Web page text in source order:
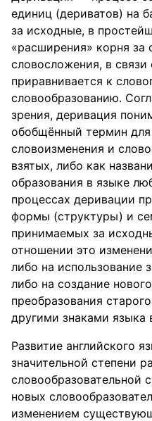
единиц (дериватов) на
за исходные, в
«расширения» корня за
словосложения, в
приравнивается к
словообразованию.
зрения, деривация
обобщённый термин для
словоизменения и
взятых, либо как
образования в языке
процессах деривации
формы (структуры) и
принимаемых за
отношении это
либо на использование
либо на создание
преобразования
другими знаками языка
Развитие английского
значительной степени
словообразовательной
новых
изменением